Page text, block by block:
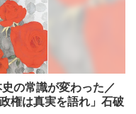
の常識が変わった／
権は真実を語れ」石破